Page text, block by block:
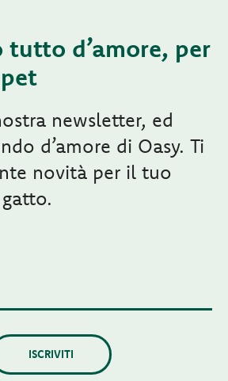
tutto d’amore, per
newsletter, ed
d’amore di Oasy. Ti
novità per il tuo
ISCRIVITI